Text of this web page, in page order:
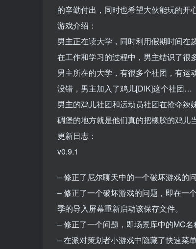
的辛勤付出，同时也希望大伙能玩的开
游戏介绍：
男主正在读大学，同时利用假期时间在
在工作和学习的过程中，男主结识了很
男主所在的大学，有很多个社团，有运
没错，男主加入了鸡儿[DIK]这个社团…
男主的鸡儿社团和运动员社团在抢夺辣
碉堡的地方就是他们真的把橡胶的鸡儿
更新日志：
v0.9.1
– 修正了尼尔聊天中的一个破坏游戏的
– 修正了一个破坏游戏的问题，即在一
季的导入屏幕重新启动该保存文件。
– 修正了一个问题，即场景库中的MC名
– 在派对策划者小游戏中隐藏了快速菜单